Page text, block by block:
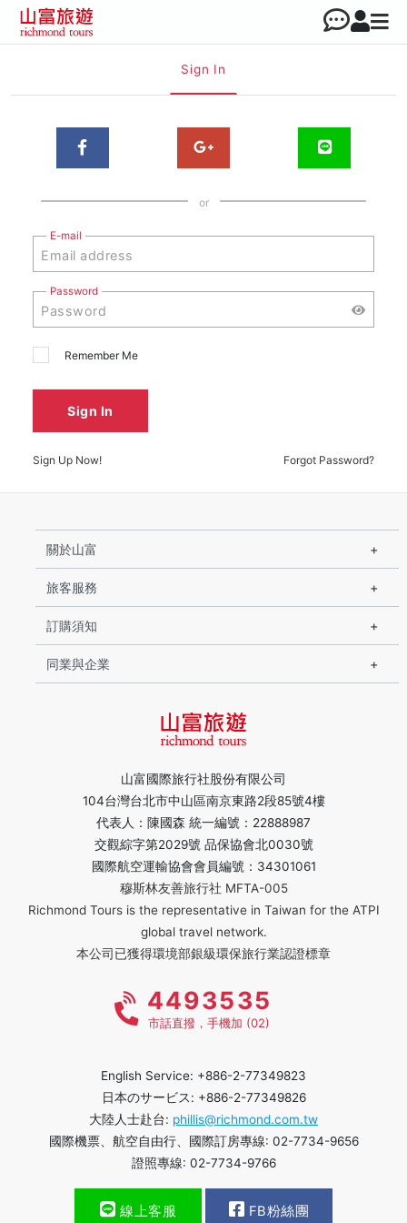
Sign In
or
E-mail
Password
Remember Me
Sign In
Sign Up Now! Forgot Password?
山富國際旅行社股份有限公司
104台灣台北市中山區南京東路2段85號4樓
代表人：陳國森 統一編號：22888987
交觀綜字第2029號 品保協會北0030號
國際航空運輸協會會員編號：34301061
穆斯林友善旅行社 MFTA-005
Richmond Tours is the representative in Taiwan for the ATPI
global travel network.
本公司已獲得環境部銀級環保旅行業認證標章
關於山富
旅客服務
訂購須知
同業與企業
4493535
市話直撥，手機加 (02)
English Service: +886-2-77349823
日本のサービス: +886-2-77349826
大陸人士赴台: phillis@richmond.com.tw
國際機票、航空自由行、國際訂房專線: 02-7734-9656
證照專線: 02-7734-9766
線上客服 FB粉絲團